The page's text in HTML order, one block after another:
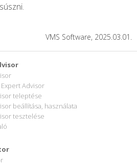
VMS Software, 2025.03.01.
Advisor
teleptése
beállítása, használata
tesztelése